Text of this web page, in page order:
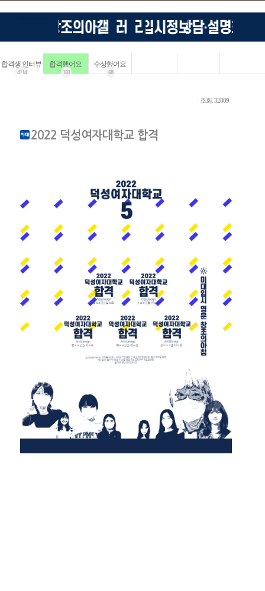
합격생 인터뷰
4114
합격했어요
183
수상했어요
68
ㆍ조회: 32809
2022 덕성여자대학교 합격